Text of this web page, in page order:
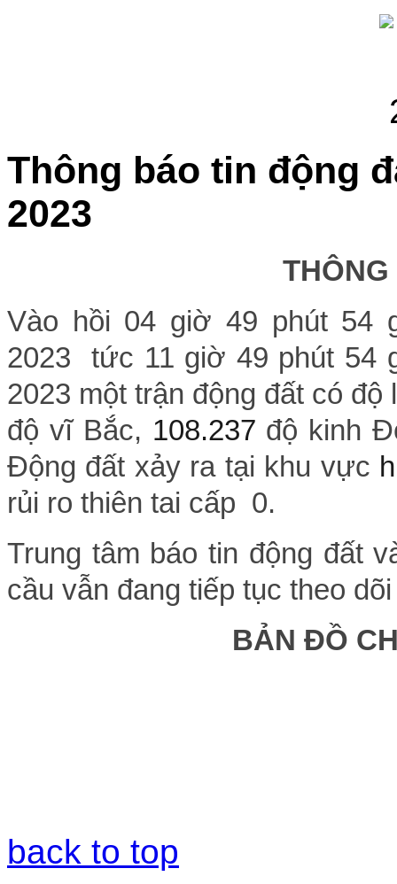
Thông báo tin động
2023
Vào hồi 04 giờ 49 phút 54
2023 tức 11 giờ 49 phút 54
2023 một trận động đất có
độ vĩ Bắc, 108.237 độ kinh
Động đất xảy ra tại khu vực
rủi ro thiên tai cấp 0.
Trung tâm báo tin động đất
cầu vẫn đang tiếp tục theo
BẢN ĐỒ
back to top